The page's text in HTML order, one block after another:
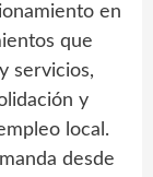
en
que
servicios,
y
local.
desde